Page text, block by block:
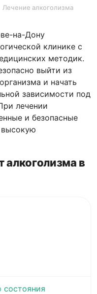
Лечение алкоголизма
на-Дону
клинике с
методик.
выйти из
и начать
зависимости под
лечении
и безопасные
высокую
алкоголизма в
состояния